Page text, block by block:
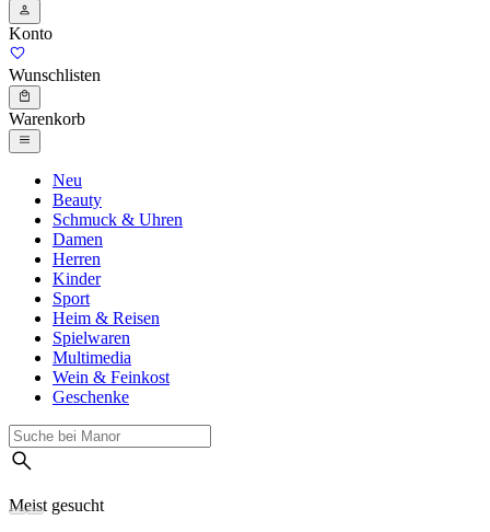
Konto
Wunschlisten
Warenkorb
Neu
Beauty
Schmuck & Uhren
Damen
Herren
Kinder
Sport
Heim & Reisen
Spielwaren
Multimedia
Wein & Feinkost
Geschenke
Meist gesucht